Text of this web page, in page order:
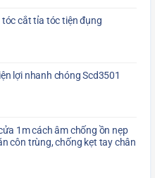
cắt tỉa tóc tiện đụng
lợi nhanh chóng Scd3501
1m cách âm chống ồn nẹp
côn trùng, chống kẹt tay chân